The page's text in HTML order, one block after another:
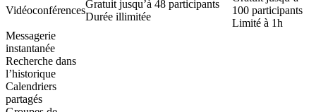
Vidéoconférences
Gratuit jusqu’à 48 participants
Durée illimitée
100 participants
Limité à 1h
Messagerie
instantanée
Recherche dans
l’historique
Calendriers
partagés